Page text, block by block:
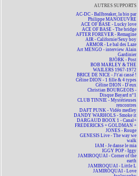
AUTRES SUPPORTS
AC-DC - Ballbreaker, la bio par
Philippe MANOEUVRE
ACE OF BASE - Lucky love
ACE OF BASE - The bridge
AFTER FOREVER - Remagine
AIR - Californie/Sexy boy
ARMOR - Le bal des Laze
Art MENGO - interview Alain
Gardinier
BJÖRK - Post
BOB MARLEY & THE
WAILERS 1967-1972
BRICE DE NICE - J't'ai cassé !
Céline DION - 1 fille & 4 types
Céline DION - D'eux
Christian BOURGEOIS -
Disque Bayard n°1
CLUB TINNIE - Mystérieuses
rencontres
DAFT PUNK - Vidéo medley
DANDY WARHOLS - Smoke it
DARGAUD BOOX 1 - Canal+
FREDERICKS + GOLDMAN +
JONES - Rouge
GENESIS Live - The way we
walk
IAM - Je danse le mia
IGGY POP - Iggy
JAMIROQUAI - Corner of the
earth
JAMIROQUAI - Little L
JAMIROQUAI - Love